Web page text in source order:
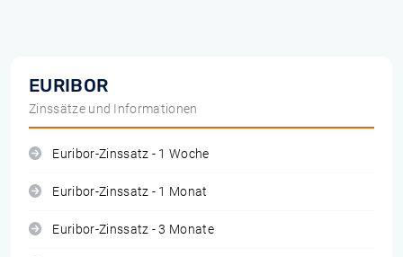
EURIBOR
Zinssätze und Informationen
Euribor-Zinssatz - 1 Woche
Euribor-Zinssatz - 1 Monat
Euribor-Zinssatz - 3 Monate